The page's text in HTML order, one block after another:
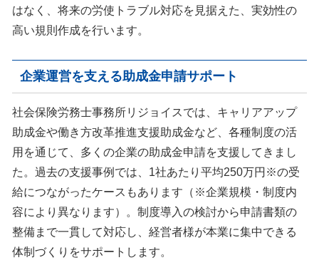
はなく、将来の労使トラブル対応を見据えた、実効性の
高い規則作成を行います。
企業運営を支える助成金申請サポート
社会保険労務士事務所リジョイスでは、キャリアアップ
助成金や働き方改革推進支援助成金など、各種制度の活
用を通じて、多くの企業の助成金申請を支援してきまし
た。過去の支援事例では、1社あたり平均250万円※の受
給につながったケースもあります（※企業規模・制度内
容により異なります）。制度導入の検討から申請書類の
整備まで一貫して対応し、経営者様が本業に集中できる
体制づくりをサポートします。